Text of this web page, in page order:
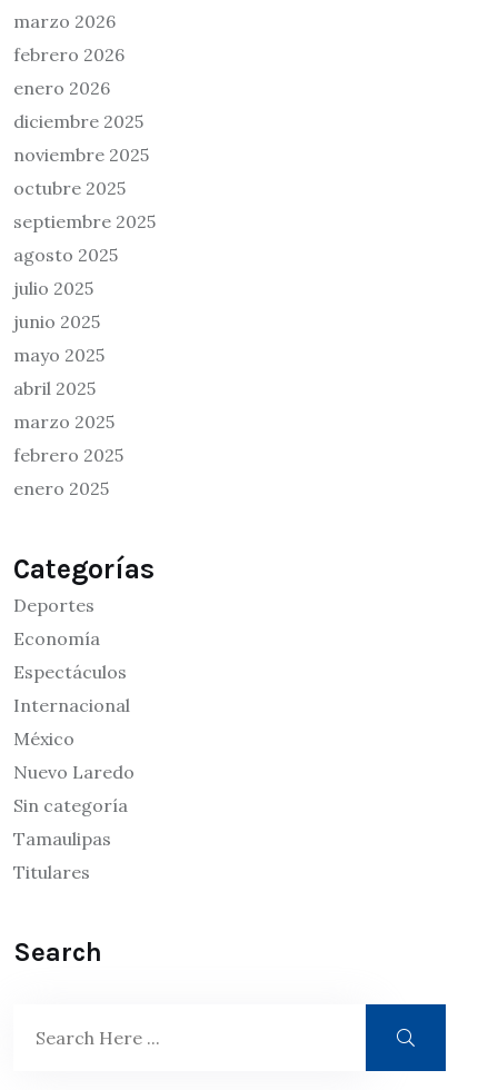
marzo 2026
febrero 2026
enero 2026
diciembre 2025
noviembre 2025
octubre 2025
septiembre 2025
agosto 2025
julio 2025
junio 2025
mayo 2025
abril 2025
marzo 2025
febrero 2025
enero 2025
Categorías
Deportes
Economía
Espectáculos
Internacional
México
Nuevo Laredo
Sin categoría
Tamaulipas
Titulares
Search